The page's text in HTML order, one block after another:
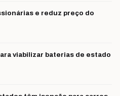
e reduz preço do
viabilizar baterias de estado